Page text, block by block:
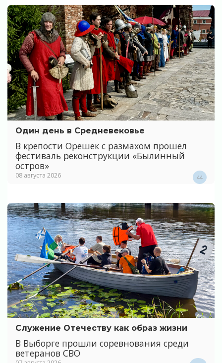
Один день в Средневековье
В крепости Орешек с размахом прошел
фестиваль реконструкции «Былинный
остров»
08 августа 2026 44
Служение Отечеству как образ жизни
В Выборге прошли соревнования среди
ветеранов СВО